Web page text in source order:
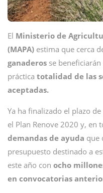
El Ministerio de
(MAPA) estima que cerca
ganaderos se beneficiarán
práctica totalidad de las
aceptadas.
Ya ha finalizado el plazo
el Plan Renove 2020 y, en
demandas de ayuda que
presupuesto destinado a
este año con ocho
en convocatorias